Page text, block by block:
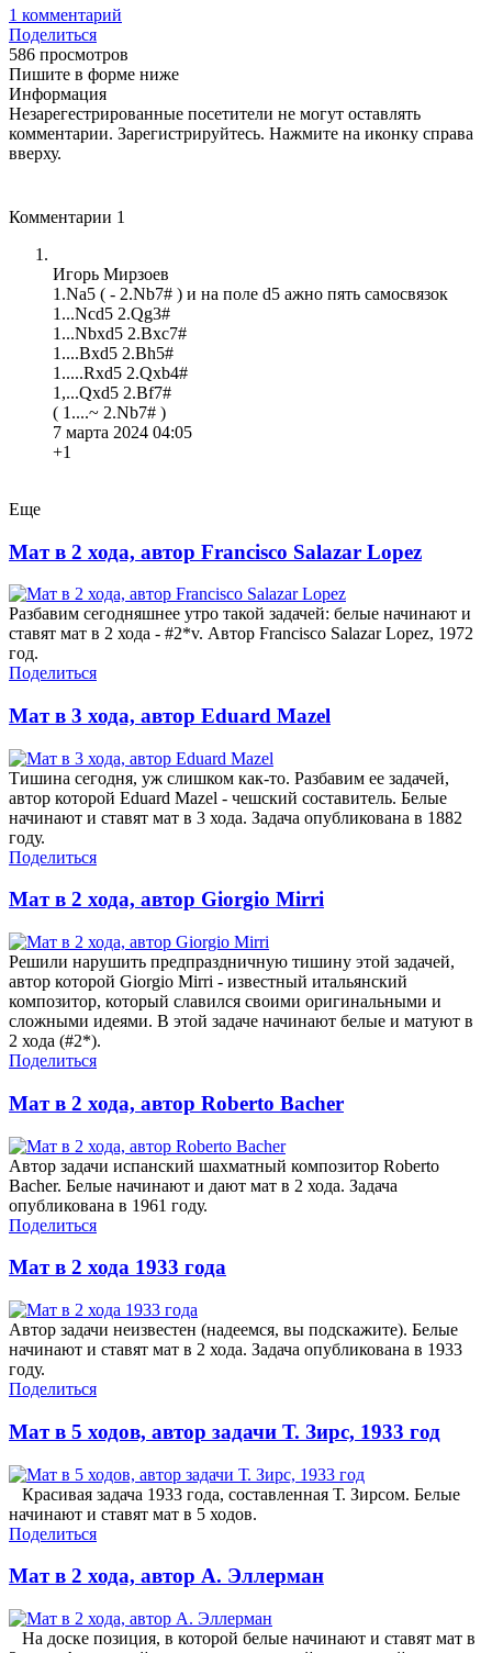
1 комментарий
Поделиться
586 просмотров
Пишите в форме ниже
Информация
Незарегестрированные посетители не могут оставлять
комментарии. Зарегистрируйтесь. Нажмите на иконку справа
вверху.
Комментарии 1
Игорь Мирзоев
1.Na5 ( - 2.Nb7# ) и на поле d5 aжно пять самосвязок
1...Ncd5 2.Qg3#
1...Nbxd5 2.Bxc7#
1....Bxd5 2.Bh5#
1.....Rxd5 2.Qxb4#
1,...Qxd5 2.Bf7#
( 1....~ 2.Nb7# )
7 марта 2024 04:05
+1
Еще
Мат в 2 хода, автор Francisco Salazar Lopez
Разбавим сегодняшнее утро такой задачей: белые начинают и
ставят мат в 2 хода - #2*v. Автор Francisco Salazar Lopez, 1972
год.
Поделиться
Мат в 3 хода, автор Eduard Mazel
Тишина сегодня, уж слишком как-то. Разбавим ее задачей,
автор которой Eduard Mazel - чешский составитель. Белые
начинают и ставят мат в 3 хода. Задача опубликована в 1882
году.
Поделиться
Мат в 2 хода, автор Giorgio Mirri
Решили нарушить предпраздничную тишину этой задачей,
автор которой Giorgio Mirri - известный итальянский
композитор, который славился своими оригинальными и
сложными идеями. В этой задаче начинают белые и матуют в
2 хода (#2*).
Поделиться
Мат в 2 хода, автор Roberto Bacher
Автор задачи испанский шахматный композитор Roberto
Bacher. Белые начинают и дают мат в 2 хода. Задача
опубликована в 1961 году.
Поделиться
Мат в 2 хода 1933 года
Автор задачи неизвестен (надеемся, вы подскажите). Белые
начинают и ставят мат в 2 хода. Задача опубликована в 1933
году.
Поделиться
Мат в 5 ходов, автор задачи Т. Зирс, 1933 год
Красивая задача 1933 года, составленная Т. Зирсом. Белые
начинают и ставят мат в 5 ходов.
Поделиться
Мат в 2 хода, автор А. Эллерман
На доске позиция, в которой белые начинают и ставят мат в